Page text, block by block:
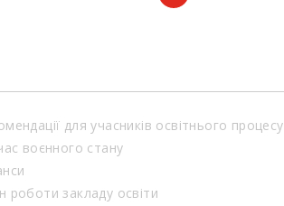
для учасників освітнього процесу
воєнного стану
роботи закладу освіти